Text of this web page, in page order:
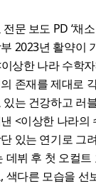
문 보도 PD ‘채
2023년 활약이
상한 나라 수학
존재를 제대로
는 건강하고 러
<이상한 나라의
있는 연기로 그
데뷔 후 첫 오컬트
색다른 모습을 선